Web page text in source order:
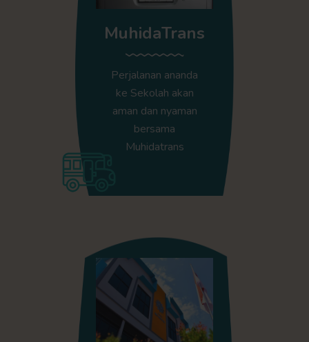
MuhidaTrans
Perjalanan ananda
ke Sekolah akan
aman dan nyaman
bersama
Muhidatrans